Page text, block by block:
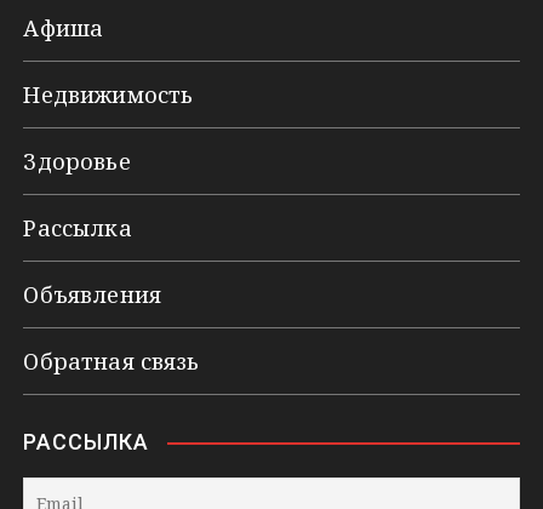
Афиша
Недвижимость
Здоровье
Рассылка
Объявления
Обратная связь
РАССЫЛКА